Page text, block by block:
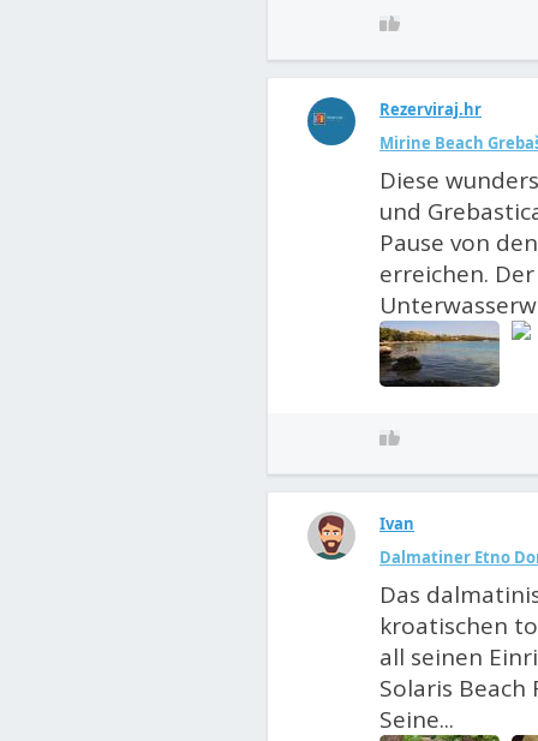
Rezerviraj.hr
Mirine Beach
Diese
und
Pause von
erreichen.
Ivan
Dalmatiner Etno
Das
kroatischen
all seinen
Solaris
Seine...